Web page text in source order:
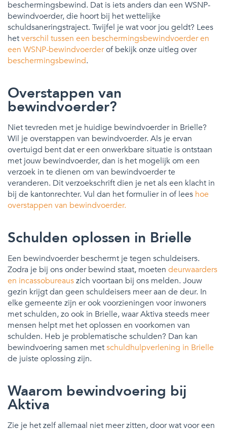
beschermingsbewind. Dat is iets anders dan een WSNP-
bewindvoerder, die hoort bij het wettelijke
schuldsaneringstraject. Twijfel je wat voor jou geldt? Lees
hetverschil tussen een beschermingsbewindvoerder en
een WSNP-bewindvoerderof bekijk onze uitleg over
beschermingsbewind.
Overstappen van
bewindvoerder?
Niet tevreden met je huidige bewindvoerder in Brielle?
Wil je overstappen van bewindvoerder. Als je ervan
overtuigd bent dat er een onwerkbare situatie is ontstaan
met jouw bewindvoerder, dan is het mogelijk om een
verzoek in te dienen om van bewindvoerder te
veranderen. Dit verzoekschrift dien je net als een klacht in
bij de kantonrechter. Vul dan het formulier in of lees hoe
overstappen van bewindvoerder.
Schulden oplossen in Brielle
Een bewindvoerder beschermt je tegen schuldeisers.
Zodra je bij ons onder bewind staat, moeten deurwaarders
en incassobureauszich voortaan bij ons melden. Jouw
gezin krijgt dan geen schuldeisers meer aan de deur. In
elke gemeente zijn er ook voorzieningen voor inwoners
met schulden, zo ook in Brielle, waar Aktiva steeds meer
mensen helpt met het oplossen en voorkomen van
schulden. Heb je problematische schulden? Dan kan
bewindvoering samen metschuldhulpverlening in Brielle
de juiste oplossing zijn.
Waarom bewindvoering bij
Aktiva
Zie je het zelf allemaal niet meer zitten, door wat voor een